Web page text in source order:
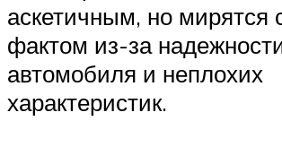
аскетичным, но мирятся
фактом из-за
автомобиля и неплохих
характеристик.